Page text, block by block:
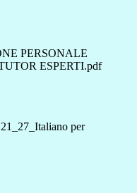
PERSONALE
ESPERTI.pdf
per